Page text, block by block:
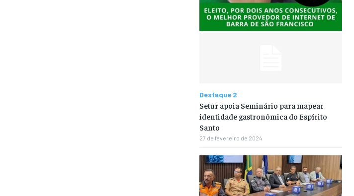
Destaque 2
Setur apoia Seminário para mapear
identidade gastronômica do Espírito
Santo
27 de fevereiro de 2024